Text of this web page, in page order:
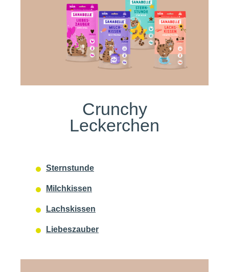
Crunchy
Leckerchen
Sternstunde
Milchkissen
Lachskissen
Liebeszauber